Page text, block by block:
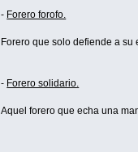
- Forero forofo.
Forero que solo defiende a su
- Forero solidario.
Aquel forero que echa una